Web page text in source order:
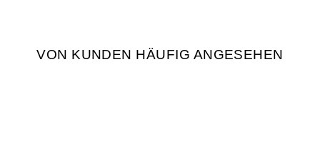
VON KUNDEN HÄUFIG ANGESEHEN